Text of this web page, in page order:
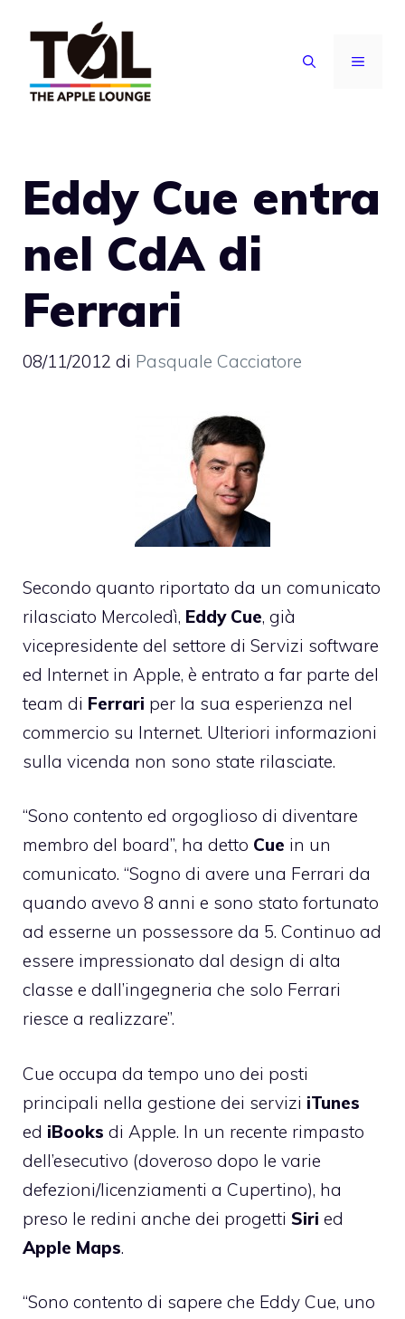
contenuto
MENU
Eddy Cue entra
nel CdA di
Ferrari
08/11/2012 di Pasquale Cacciatore
Secondo quanto riportato da un comunicato
rilasciato Mercoledì, Eddy Cue, già
vicepresidente del settore di Servizi software
ed Internet in Apple, è entrato a far parte del
team di Ferrari per la sua esperienza nel
commercio su Internet. Ulteriori informazioni
sulla vicenda non sono state rilasciate.
“Sono contento ed orgoglioso di diventare
membro del board”, ha detto Cue in un
comunicato. “Sogno di avere una Ferrari da
quando avevo 8 anni e sono stato fortunato
ad esserne un possessore da 5. Continuo ad
essere impressionato dal design di alta
classe e dall’ingegneria che solo Ferrari
riesce a realizzare”.
Cue occupa da tempo uno dei posti
principali nella gestione dei servizi iTunes
ed iBooks di Apple. In un recente rimpasto
dell’esecutivo (doveroso dopo le varie
defezioni/licenziamenti a Cupertino), ha
preso le redini anche dei progetti Siri ed
Apple Maps.
“Sono contento di sapere che Eddy Cue, uno